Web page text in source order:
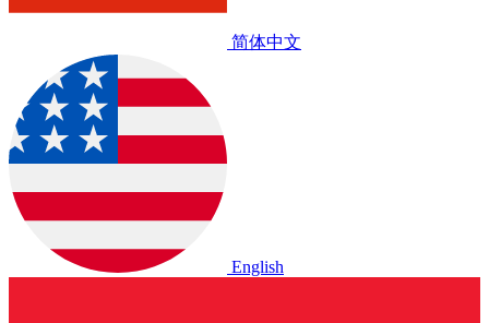
简体中文
English